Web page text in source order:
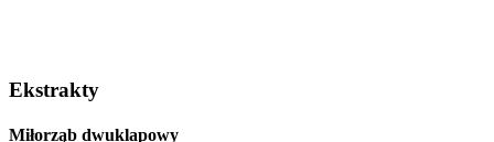
Ekstrakty
Miłorząb dwuklapowy